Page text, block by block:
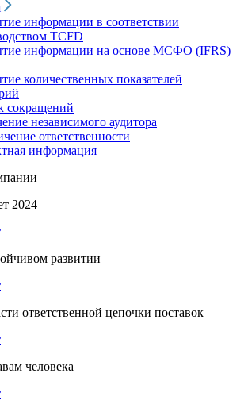
информации в соответствии
TCFD
информации на основе МСФО (IFRS)
количественных показателей
сокращений
независимого аудитора
ответственности
информация
2024
развитии
ответственной цепочки поставок
человека